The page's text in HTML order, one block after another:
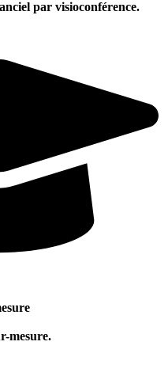
par visioconférence.
mesure.